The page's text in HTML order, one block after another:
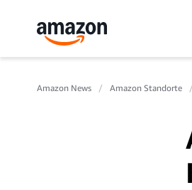
Amazon News Amazon Standorte